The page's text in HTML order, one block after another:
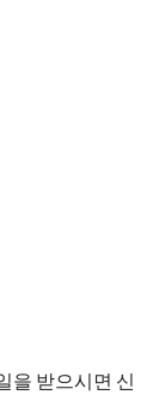
을 받으시면 신